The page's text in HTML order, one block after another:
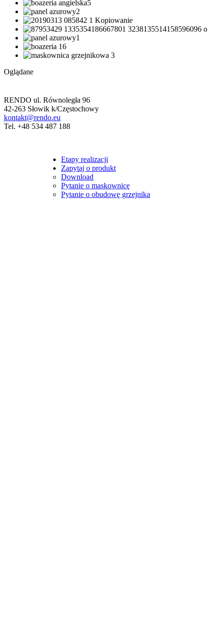
Oglądane
RENDO ul. Równoległa 96
42-263 Słowik k/Częstochowy
kontakt@rendo.eu
Tel. +48 534 487 188
Etapy realizacji
Zapytaj o produkt
Download
Pytanie o maskownicę
Pytanie o obudowę grzejnika